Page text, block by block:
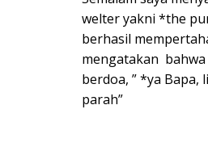
welter yakni *the
berhasil
mengatakan
berdoa, ” *ya Bapa,
parah”